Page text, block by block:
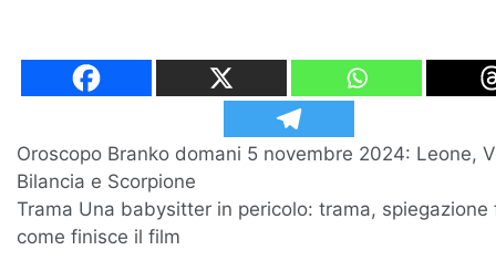
Navigazione
articoli
Oroscopo Branko domani 5 novembre 2024: Leone,
Bilancia e Scorpione
Trama Una babysitter in pericolo: trama, spiegazione
come finisce il film